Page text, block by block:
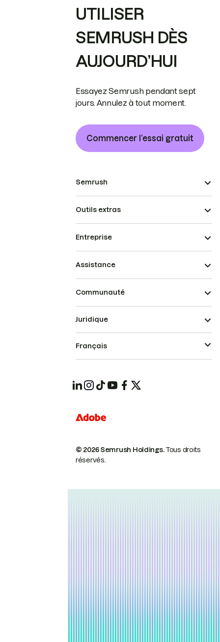
UTILISER
SEMRUSH DÈS
AUJOURD’HUI
Essayez Semrush pendant sept
jours. Annulez à tout moment.
Commencer l’essai gratuit
Semrush
Outils extras
Entreprise
Assistance
Communauté
© 2026 Semrush Holdings.Tous droits
réservés.
Juridique
Français